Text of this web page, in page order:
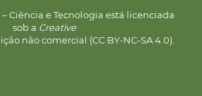
– Ciência e Tecnologia está licenciada
sob a Creative
não comercial (CC BY-NC-SA 4.0).